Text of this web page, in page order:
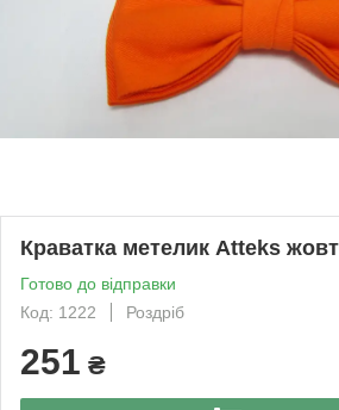
Краватка метелик Atteks
Готово до відправки
Код: 1222
Роздріб
251 ₴